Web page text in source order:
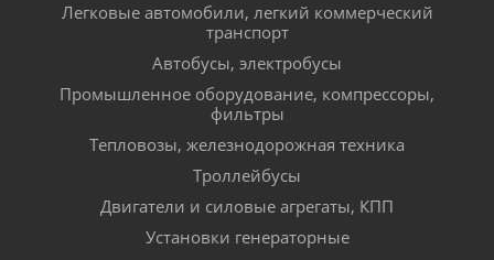
Легковые автомобили, легкий коммерческий
транспорт
Автобусы, электробусы
Промышленное оборудование, компрессоры,
фильтры
Тепловозы, железнодорожная техника
Троллейбусы
Двигатели и силовые агрегаты, КПП
Установки генераторные